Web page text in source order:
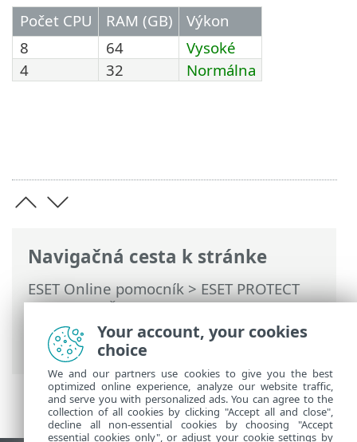
Navigačná cesta k stránke
ESET Online pomocník>ESET PROTECT
On-Prem>Špecifikácie>Hardvér a
škálovateľnosť infraštruktúry>
Nasadenie pre 10 000 klientov
Počet CPU
RAM (GB)
Výkon
8
64
Vysoké
4
32 Normálna
Your account, your cookies
choice
We and our partners use cookies to give you the best
optimized online experience, analyze our website traffic,
and serve you with personalized ads. You can agree to the
collection of all cookies by clicking "Accept all and close",
decline all non-essential cookies by choosing "Accept
essential cookies only", or adjust your cookie settings by